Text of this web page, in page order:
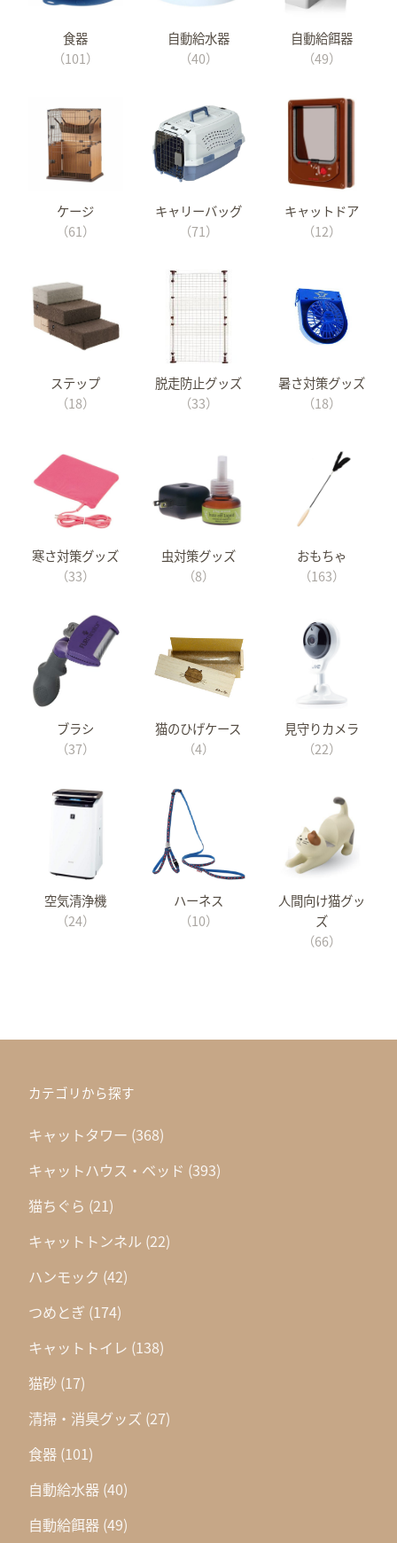
食器
（101）
自動給水器
（40）
自動給餌器
（49）
ケージ
（61）
キャリーバッグ
（71）
キャットドア
（12）
ステップ
（18）
脱走防止グッズ
（33）
暑さ対策グッズ
（18）
寒さ対策グッズ
（33）
虫対策グッズ
（8）
おもちゃ
（163）
ブラシ
（37）
猫のひげケース
（4）
見守りカメラ
（22）
空気清浄機
（24）
ハーネス
（10）
人間向け猫グッ
ズ
（66）
カテゴリから探す
キャットタワー (368)
キャットハウス・ベッド (393)
猫ちぐら (21)
キャットトンネル (22)
ハンモック (42)
つめとぎ (174)
キャットトイレ (138)
猫砂 (17)
清掃・消臭グッズ (27)
食器 (101)
自動給水器 (40)
自動給餌器 (49)